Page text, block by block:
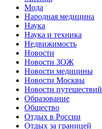
Мода
Народная медицина
Наука
Наука и техника
Недвижимость
Новости
Новости ЗОЖ
Новости медицины
Новости Москвы
Новости путешествий
Образование
Общество
Отдых в России
Отдых за границей